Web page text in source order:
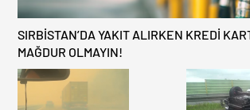
SIRBİSTAN’DA YAKIT ALIRKEN KREDİ
MAĞDUR OLMAYIN!